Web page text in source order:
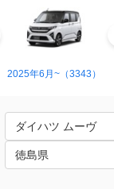
2025年6月~（3343）
ダイハツ ムーヴ
徳島県